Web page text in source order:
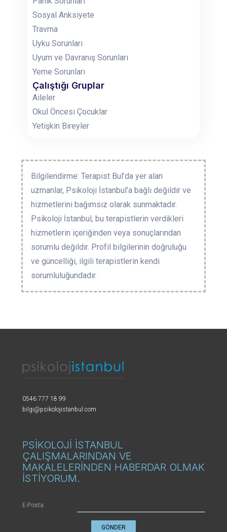
Sosyal Anksiyete
Travma
Uyku Sorunları
Uyum ve Davranış Sorunları
Yeme Sorunları
Çalıştığı Gruplar
Aileler
Okul Öncesi Çocuklar
Yetişkin Bireyler
Bilgilendirme: Terapist Bul’da yer alan
uzmanlar, Psikoloji İstanbul’a bağlı değildir ve
hizmetlerini bağımsız olarak sunmaktadır.
Psikoloji İstanbul, bu terapistlerin verdikleri
hizmetlerin içeriğinden veya sonuçlarından
sorumlu değildir. Profil bilgilerinin doğruluğu
ve güncelliği, ilgili terapistlerin kendi
sorumluluğundadır.
0546 777 18 99
bilgi@psikolojistanbul.com
PSİKOLOJİ İSTANBUL
ÇALIŞMALARINDAN VE
MAKALELERİNDEN HABERDAR OLMAK
İSTİYORUM.
E-Posta
GÖNDER